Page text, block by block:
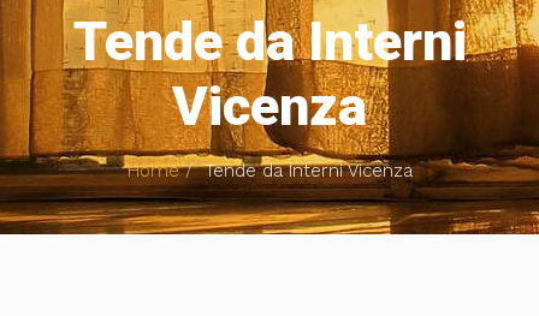
Tende da Interni
Vicenza
Home Tende da Interni Vicenza